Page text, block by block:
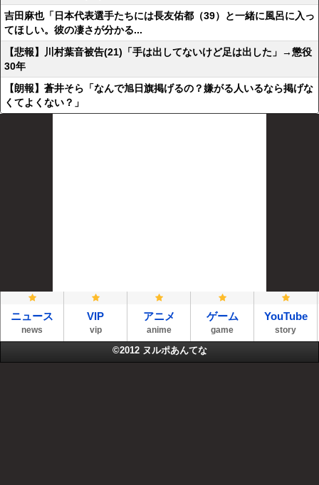
吉田麻也「日本代表選手たちには長友佑都（39）と一緒に風呂に入っ
てほしい。彼の凄さが分かる...
【悲報】川村葉音被告(21)「手は出してないけど足は出した」→懲役
30年
【朗報】蒼井そら「なんで旭日旗掲げるの？嫌がる人いるなら掲げな
くてよくない？」
ニュース
news
VIP
vip
アニメ
anime
ゲーム
game
YouTube
story
©2012 ヌルポあんてな